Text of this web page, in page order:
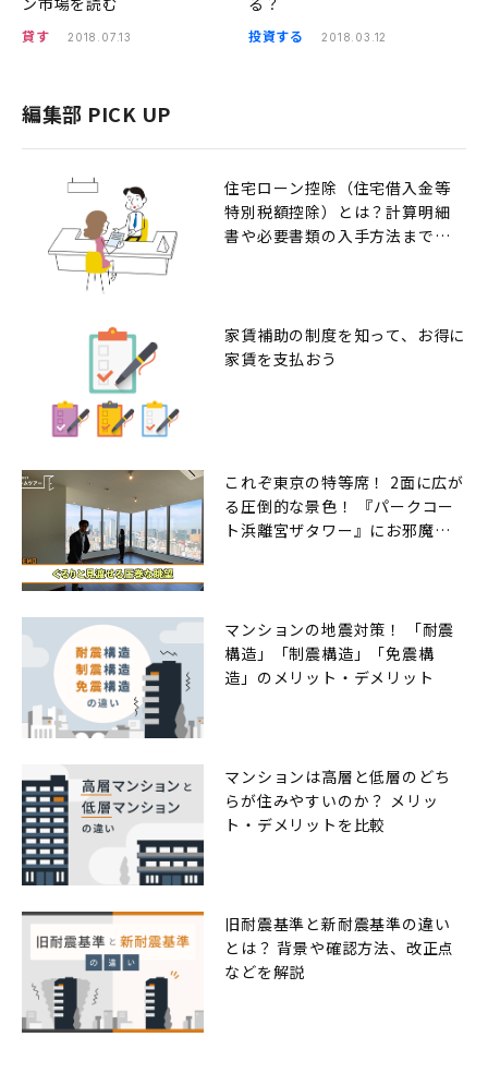
貸す 2018.07.13 投資する 2018.03.12
編集部 PICK UP
住宅ローン控除（住宅借入金等
特別税額控除）とは？計算明細
書や必要書類の入手方法までの
家賃補助の制度を知って、お得に
家賃を支払おう
これぞ東京の特等席！ 2面に広が
る圧倒的な景色！ 『パークコー
ト浜離宮ザタワー』にお邪魔し
マンションの地震対策！ 「耐震
構造」「制震構造」「免震構
造」のメリット・デメリット
マンションは高層と低層のどち
らが住みやすいのか？ メリッ
ト・デメリットを比較
旧耐震基準と新耐震基準の違い
とは？ 背景や確認方法、改正点
などを解説